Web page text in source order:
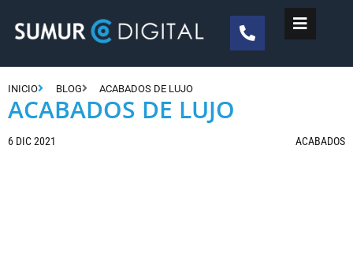
INICIO BLOG ACABADOS DE LUJO
ACABADOS DE LUJO
6 DIC 2021 ACABADOS